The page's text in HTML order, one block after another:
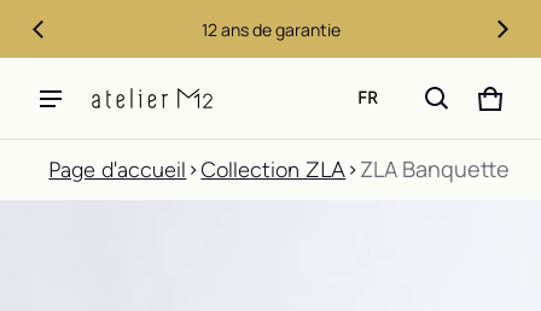
12 ans de garantie
FR 0
Page d'accueil Collection ZLA ZLA Banquette
DE PRODUIT